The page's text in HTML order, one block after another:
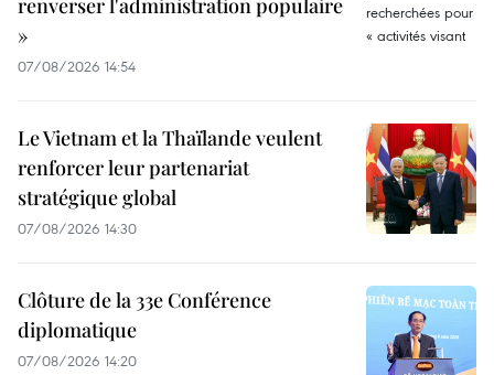
renverser l'administration populaire
»
07/08/2026 14:54
Le Vietnam et la Thaïlande veulent
renforcer leur partenariat
stratégique global
07/08/2026 14:30
Clôture de la 33e Conférence
diplomatique
07/08/2026 14:20